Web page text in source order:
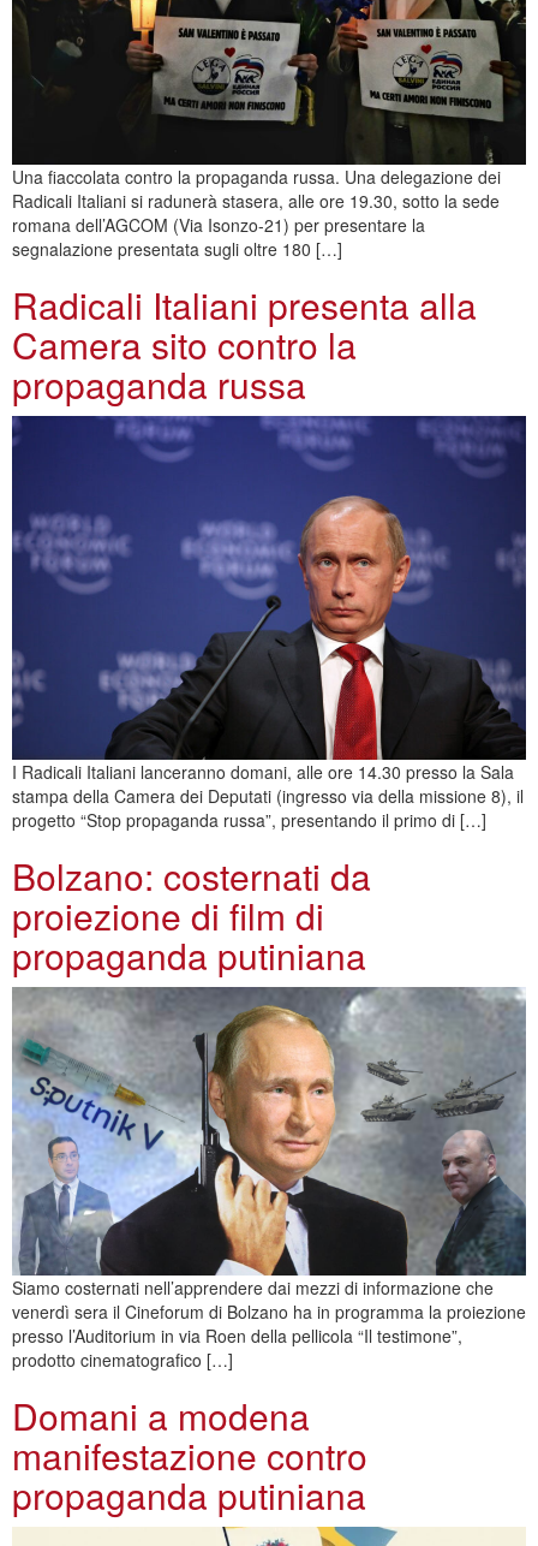
Una fiaccolata contro la propaganda russa. Una delegazione dei
Radicali Italiani si radunerà stasera, alle ore 19.30, sotto la sede
romana dell’AGCOM (Via Isonzo-21) per presentare la
segnalazione presentata sugli oltre 180 […]
Radicali Italiani presenta alla
Camera sito contro la
propaganda russa
I Radicali Italiani lanceranno domani, alle ore 14.30 presso la Sala
stampa della Camera dei Deputati (ingresso via della missione 8), il
progetto “Stop propaganda russa”, presentando il primo di […]
Bolzano: costernati da
proiezione di film di
propaganda putiniana
Siamo costernati nell’apprendere dai mezzi di informazione che
venerdì sera il Cineforum di Bolzano ha in programma la proiezione
presso l’Auditorium in via Roen della pellicola “Il testimone”,
prodotto cinematografico […]
Domani a modena
manifestazione contro
propaganda putiniana